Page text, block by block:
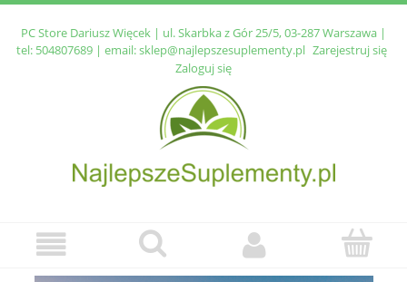
PC Store Dariusz Więcek | ul. Skarbka z Gór 25/5, 03-287 Warszawa |
tel: 504807689| email:sklep@najlepszesuplementy.pl Zarejestruj się
Zaloguj się